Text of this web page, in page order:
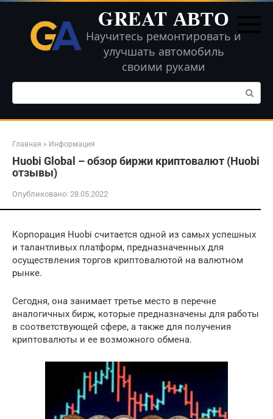
Перейти
контенту
GREAT АВТО
Научитесь ремонтировать и
улучшать автомобиль
своими руками
Поиск:
Главная » Информация
Huobi Global – обзор биржи криптовалют (Huobi
отзывы)
Опубликовано: 28.05.2022
Корпорация Huobi считается одной из самых успешных
и талантливых платформ, предназначенных для
осуществления торгов криптовалютой на валютном
рынке.
Сегодня, она занимает третье место в перечне
аналогичных бирж, которые предназначены для работы
в соответствующей сфере, а также для получения
криптовалюты и ее возможного обмена.